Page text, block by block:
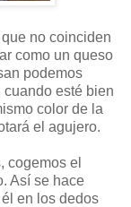
no coinciden
como un queso
podemos
esté bien
color de la
el agujero.
cogemos el
Así se hace
en los dedos